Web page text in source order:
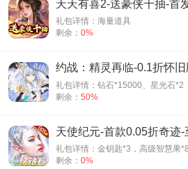
天天有喜2-送豪侠千抽-首
礼包详情：海量道具
剩余： 0%
约战：精灵再临-0.1折怀
礼包详情：钻石*15000、星光石*2
剩余： 50%
天使纪元-首款0.05折奇迹-
剩余： 0%